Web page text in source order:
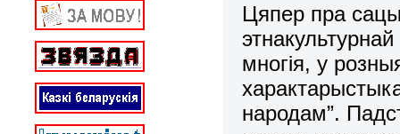
Цяпер пра
многія, у
народам”.